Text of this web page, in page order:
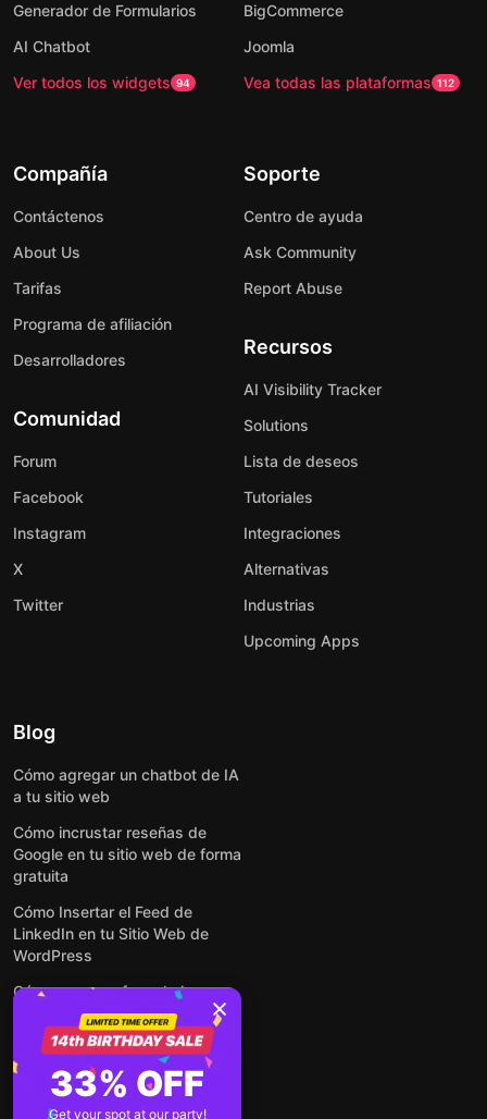
Generador de Formularios
AI Chatbot
Ver todos los widgets 94
BigCommerce
Joomla
Vea todas las plataformas 112
Compañía
Contáctenos
About Us
Tarifas
Programa de afiliación
Desarrolladores
Comunidad
Forum
Facebook
Instagram
X
Twitter
Soporte
Centro de ayuda
Ask Community
Report Abuse
Recursos
AI Visibility Tracker
Solutions
Lista de deseos
Tutoriales
Integraciones
Alternativas
Industrias
Upcoming Apps
Blog
Cómo agregar un chatbot de IA
a tu sitio web
Cómo incrustar reseñas de
Google en tu sitio web de forma
gratuita
Cómo Insertar el Feed de
LinkedIn en tu Sitio Web de
WordPress
Cómo crear un formulario para
WordPress: de manera simple y
rápida
Cómo incrustar formularios en
cualquier sitio web en línea y
gratis
33% OFF
Get your spot at our party!